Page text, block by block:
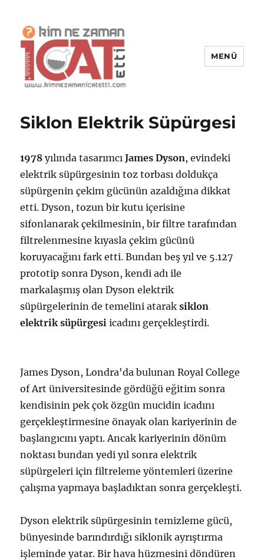
MENÜ
Siklon Elektrik Süpürgesi
1978 yılında tasarımcıJames Dyson, evindeki
elektrik süpürgesinin toz torbası doldukça
süpürgenin çekim gücünün azaldığına dikkat
etti. Dyson, tozun bir kutu içerisine
sifonlanarak çekilmesinin, bir filtre tarafından
filtrelenmesine kıyasla çekim gücünü
koruyacağını fark etti. Bundan beş yıl ve 5.127
prototip sonra Dyson, kendi adı ile
markalaşmış olan Dyson elektrik
süpürgelerinin de temelini ataraksiklon
elektrik süpürgesi icadını gerçekleştirdi.
James Dyson, Londra'da bulunan Royal College
of Art üniversitesinde gördüğü eğitim sonra
kendisinin pek çok özgün mucidin icadını
gerçekleştirmesine önayak olan kariyerinin de
başlangıcını yaptı. Ancak kariyerinin dönüm
noktası bundan yedi yıl sonra elektrik
süpürgeleri için filtreleme yöntemleri üzerine
çalışma yapmaya başladıktan sonra gerçekleşti.
Dyson elektrik süpürgesinin temizleme gücü,
bünyesinde barındırdığı siklonik ayrıştırma
işleminde yatar. Bir hava hüzmesini döndüren